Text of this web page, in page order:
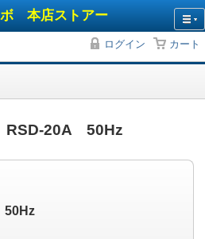
ボ 本店ストアー
ログイン カート
RSD-20A 50Hz